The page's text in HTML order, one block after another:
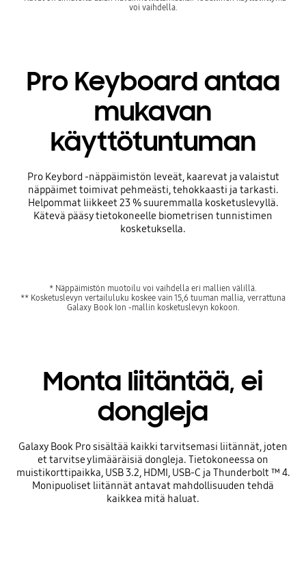
voi vaihdella.
Pro Keyboard antaa
mukavan
käyttötuntuman
Pro Keybord -näppäimistön leveät, kaarevat ja valaistut
näppäimet toimivat pehmeästi, tehokkaasti ja tarkasti.
Helpommat liikkeet 23 % suuremmalla kosketuslevyllä.
Kätevä pääsy tietokoneelle biometrisen tunnistimen
kosketuksella.
* Näppäimistön muotoilu voi vaihdella eri mallien välillä.
** Kosketuslevyn vertailuluku koskee vain 15,6 tuuman mallia, verrattuna
Galaxy Book Ion -mallin kosketuslevyn kokoon.
Monta liitäntää, ei
dongleja
Galaxy Book Pro sisältää kaikki tarvitsemasi liitännät, joten
et tarvitse ylimääräisiä dongleja. Tietokoneessa on
muistikorttipaikka, USB 3.2, HDMI, USB-C ja Thunderbolt ™ 4.
Monipuoliset liitännät antavat mahdollisuuden tehdä
kaikkea mitä haluat.